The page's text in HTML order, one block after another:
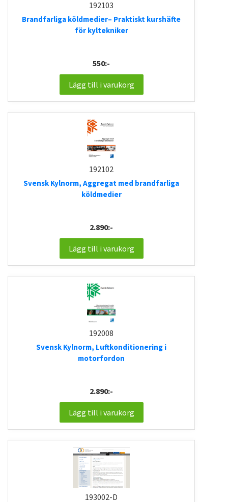
192103
Brandfarliga köldmedier– Praktiskt kurshäfte
för kyltekniker
550:-
Lägg till i varukorg
192102
Svensk Kylnorm, Aggregat med brandfarliga
köldmedier
2.890:-
Lägg till i varukorg
192008
Svensk Kylnorm, Luftkonditionering i
motorfordon
2.890:-
Lägg till i varukorg
193002-D